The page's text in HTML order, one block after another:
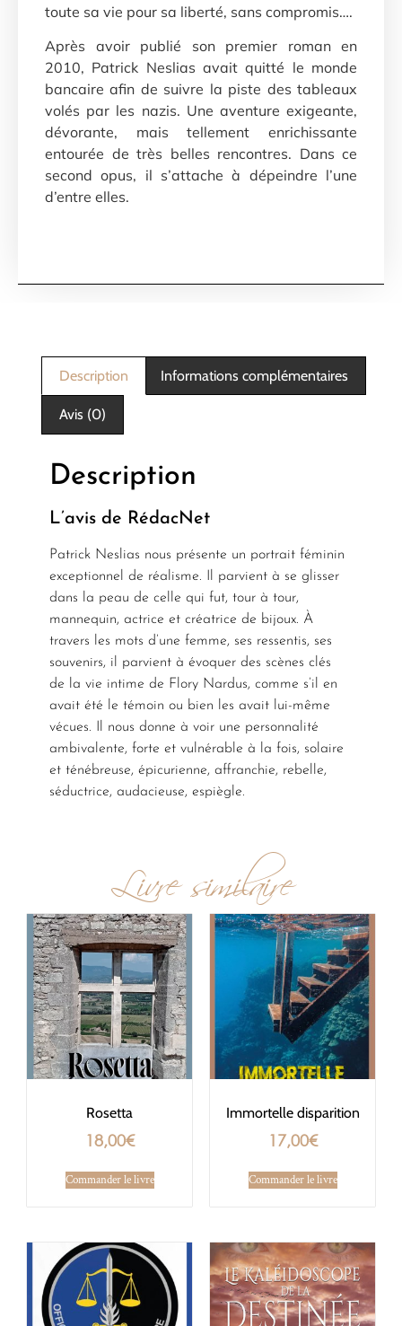
toute sa vie pour sa liberté, sans compromis….
Après avoir publié son premier roman en
2010, Patrick Neslias avait quitté le monde
bancaire afin de suivre la piste des tableaux
volés par les nazis. Une aventure exigeante,
dévorante, mais tellement enrichissante
entourée de très belles rencontres. Dans ce
second opus, il s’attache à dépeindre l’une
d’entre elles.
Description Informations complémentaires
Avis (0)
Description
L’avis de RédacNet
Patrick Neslias nous présente un portrait féminin
exceptionnel de réalisme. Il parvient à se glisser
dans la peau de celle qui fut, tour à tour,
mannequin, actrice et créatrice de bijoux. À
travers les mots d’une femme, ses ressentis, ses
souvenirs, il parvient à évoquer des scènes clés
de la vie intime de Flory Nardus, comme s’il en
avait été le témoin ou bien les avait lui-même
vécues. Il nous donne à voir une personnalité
ambivalente, forte et vulnérable à la fois, solaire
et ténébreuse, épicurienne, affranchie, rebelle,
séductrice, audacieuse, espiègle.
Livre similaire
Rosetta
18,00€
Commander le livre
Immortelle disparition
17,00€
Commander le livre